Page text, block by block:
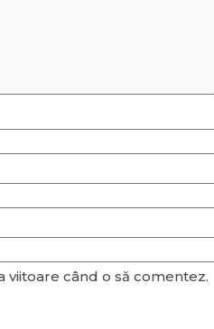
când o să comentez.